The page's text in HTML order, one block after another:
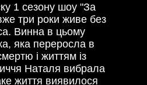
1 сезону шоу "За
три роки живе без
Винна в цьому
яка переросла в
і життям із
Наталя вибрала
життя виявилося